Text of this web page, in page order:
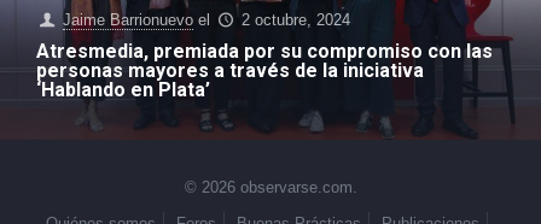
Jaime Barrionuevo el 2 octubre, 2024
Atresmedia, premiada por su compromiso con las
personas mayores a través de la iniciativa
‘Hablando en Plata’
© 2026 observarse.com.